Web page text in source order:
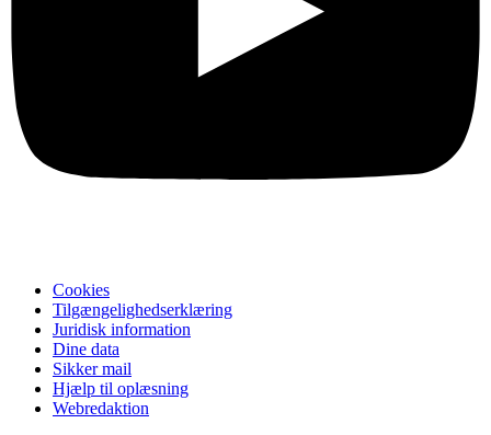
Cookies
Tilgængelighedserklæring
Juridisk information
Dine data
Sikker mail
Hjælp til oplæsning
Webredaktion